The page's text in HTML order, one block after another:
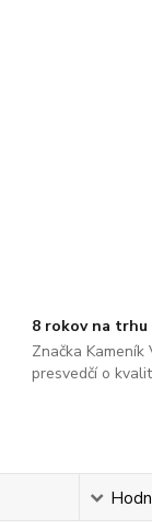
8 rokov na trhu
Značka Kameník
presvedčí o